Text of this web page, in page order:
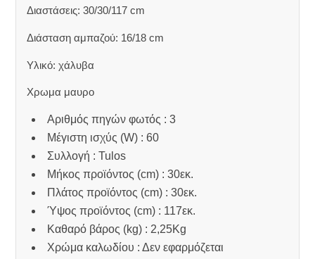
Διαστάσεις: 30/30/117 cm
Διάσταση αμπαζού: 16/18 cm
Υλικό: χάλυβα
Χρωμα μαυρο
Αριθμός πηγών φωτός : 3
Μέγιστη ισχύς (W) : 60
Συλλογή : Tulos
Μήκος προϊόντος (cm) : 30εκ.
Πλάτος προϊόντος (cm) : 30εκ.
Ύψος προϊόντος (cm) : 117εκ.
Καθαρό βάρος (kg) : 2,25Kg
Χρώμα καλωδίου : Δεν εφαρμόζεται